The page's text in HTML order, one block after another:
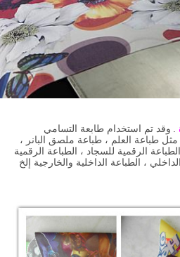
. وقد تم استخدام طابعة التسامي
طباعة العلم ، طباعة ملصق البانر ،
الرقمية للسجاد ، الطباعة الرقمية
، الطباعة الداخلية والخارجية إلخ